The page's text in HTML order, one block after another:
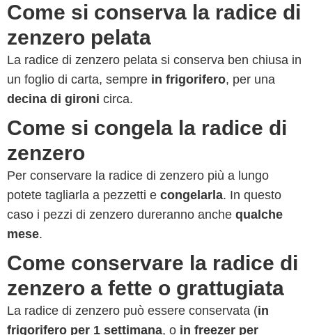
Come si conserva la radice di
zenzero pelata
La radice di zenzero pelata si conserva ben chiusa in
un foglio di carta, sempre in frigorifero, per una
decina di gironi circa.
Come si congela la radice di
zenzero
Per conservare la radice di zenzero più a lungo
potete tagliarla a pezzetti e congelarla. In questo
caso i pezzi di zenzero dureranno anche qualche
mese.
Come conservare la radice di
zenzero a fette o grattugiata
La radice di zenzero può essere conservata (in
frigorifero per 1 settimana, o in freezer per